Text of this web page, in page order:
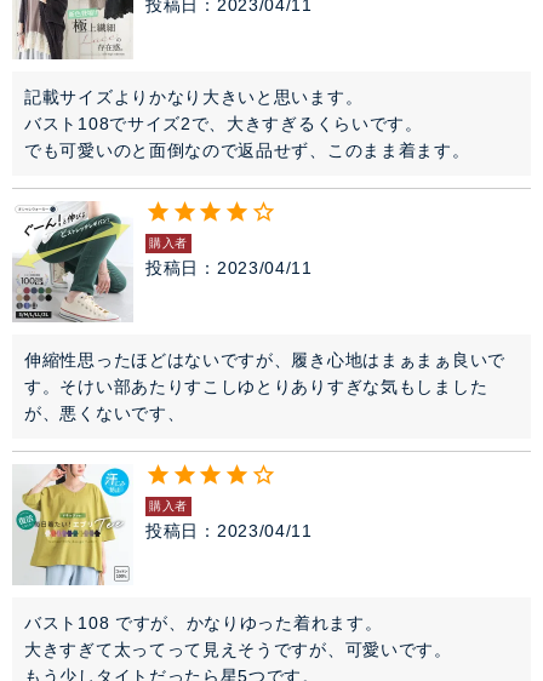
投稿日 2023/04/11
記載サイズよりかなり大きいと思います。
バスト108でサイズ2で、大きすぎるくらいです。
でも可愛いのと面倒なので返品せず、このまま着ます。
購入者
投稿日 2023/04/11
伸縮性思ったほどはないですが、履き心地はまぁまぁ良いで
す。そけい部あたりすこしゆとりありすぎな気もしました
が、悪くないです、
購入者
投稿日 2023/04/11
バスト108 ですが、かなりゆった着れます。
大きすぎて太ってって見えそうですが、可愛いです。
もう少しタイトだったら星5つです。